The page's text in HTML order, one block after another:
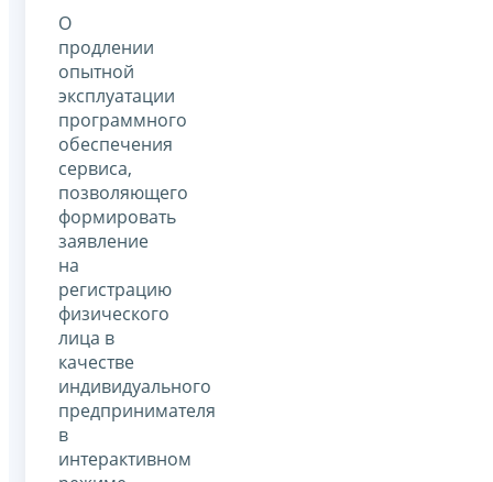
О
продлении
опытной
эксплуатации
программного
обеспечения
сервиса,
позволяющего
формировать
заявление
на
регистрацию
физического
лица в
качестве
индивидуального
предпринимателя
в
интерактивном